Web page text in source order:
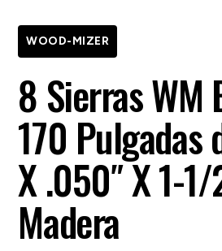
WOOD-MIZER
8 Sierras WM
170 Pulgadas
X .050″ X 1-1/
Madera